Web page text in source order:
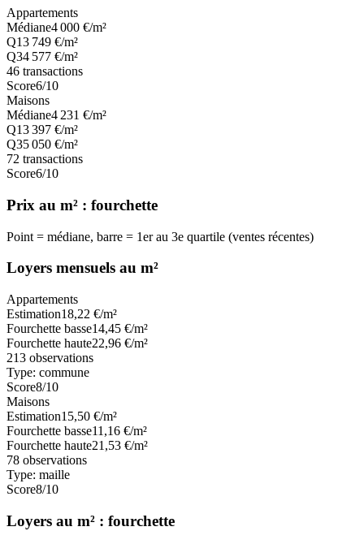
Appartements
Médiane4 000 €/m²
Q13 749 €/m²
Q34 577 €/m²
46 transactions
Score6/10
Maisons
Médiane4 231 €/m²
Q13 397 €/m²
Q35 050 €/m²
72 transactions
Score6/10
Prix au m² : fourchette
Point = médiane, barre = 1er au 3e quartile (ventes récentes)
Loyers mensuels au m²
Appartements
Estimation18,22 €/m²
Fourchette basse14,45 €/m²
Fourchette haute22,96 €/m²
213 observations
Type: commune
Score8/10
Maisons
Estimation15,50 €/m²
Fourchette basse11,16 €/m²
Fourchette haute21,53 €/m²
78 observations
Type: maille
Score8/10
Loyers au m² : fourchette